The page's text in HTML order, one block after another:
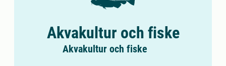
Akvakultur och fiske
Akvakultur och fiske